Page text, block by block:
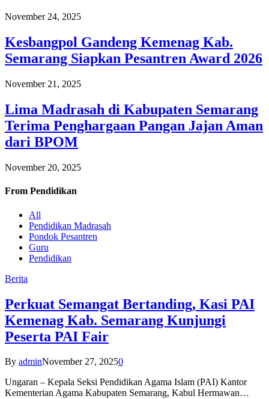
November 24, 2025
Kesbangpol Gandeng Kemenag Kab.
Semarang Siapkan Pesantren Award 2026
November 21, 2025
Lima Madrasah di Kabupaten Semarang
Terima Penghargaan Pangan Jajan Aman
dari BPOM
November 20, 2025
From Pendidikan
All
Pendidikan Madrasah
Pondok Pesantren
Guru
Pendidikan
Berita
Perkuat Semangat Bertanding, Kasi PAI
Kemenag Kab. Semarang Kunjungi
Peserta PAI Fair
By adminNovember 27, 20250
Ungaran – Kepala Seksi Pendidikan Agama Islam (PAI) Kantor
Kementerian Agama Kabupaten Semarang, Kabul Hermawan…